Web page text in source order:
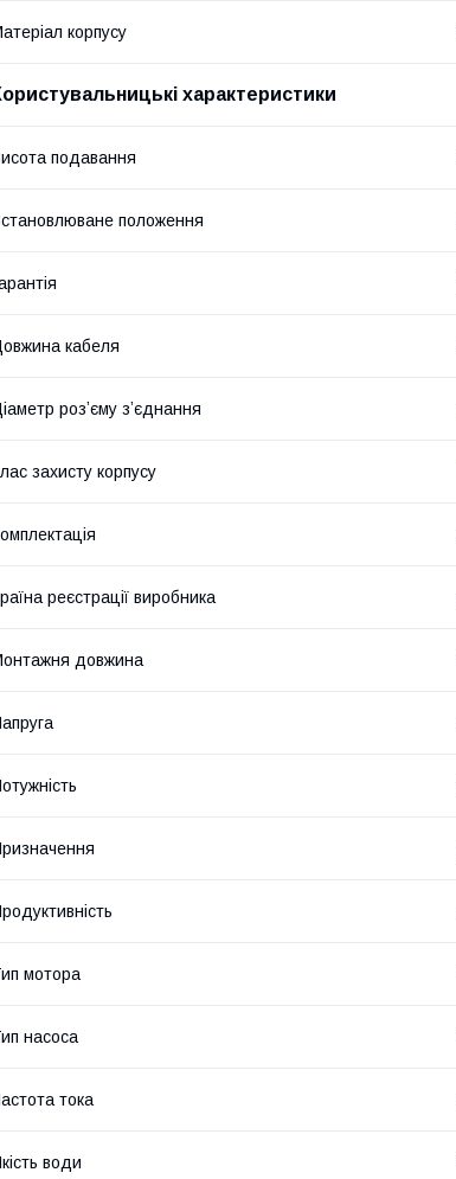
корпусу
характеристики
подавання
положення
кабеля
розʼєму зʼєднання
захисту корпусу
реєстрації виробника
довжина
мотора
насоса
тока
води